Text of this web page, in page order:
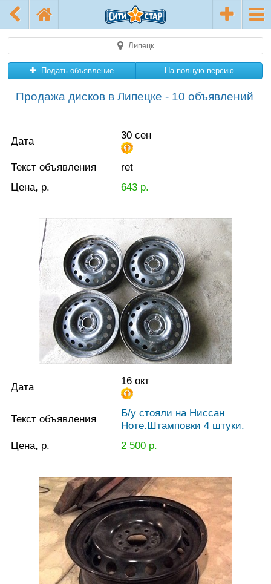
Липецк
Подать объявление На полную версию
Продажа дисков в Липецке - 10 объявлений
Дата 30 сен
Текст объявления
ret
Цена, р.
643р.
Дата 16 окт
Текст объявления
Б/у стояли на Ниссан
Ноте.Штамповки 4 штуки.
Цена, р.
2 500р.